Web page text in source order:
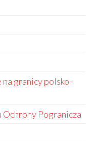
granicy polsko-
Pogranicza